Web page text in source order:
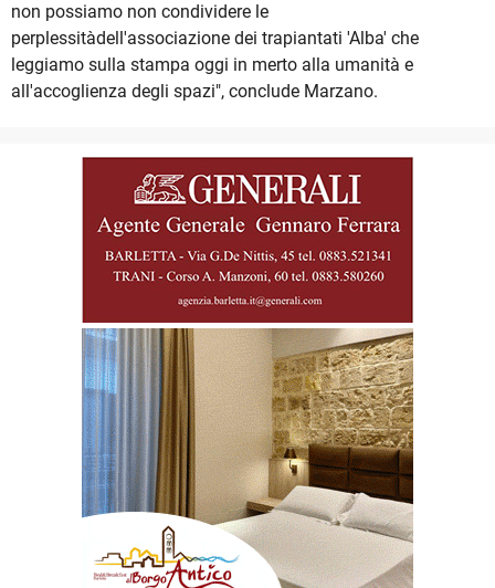
non possiamo non condividere le
perplessitàdell'associazione dei trapiantati 'Alba' che
leggiamo sulla stampa oggi in merto alla umanità e
all'accoglienza degli spazi", conclude Marzano.